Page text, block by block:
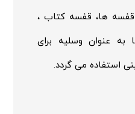
قفسه ها، قفسه کتاب ،
عنوان وسلیه برای
استفاده می گردد.